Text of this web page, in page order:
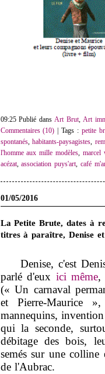
09:25 Publié dansArt Brut, Art
Commentaires (10) | Tags : petite
spontanés,habitants-paysagistes,
l'homme aux mille modèles, marcel
acézat,association puys'art,café
01/05/2016
La Petite Brute, dates à
titres à paraître, Denise
Denise, c'est
parlé d'eux ici même,
(« Un carnaval
et Pierre-Maurice »,
mannequins,
qui la seconde,
débitage des bois,
semés sur une
de l'Aubrac.